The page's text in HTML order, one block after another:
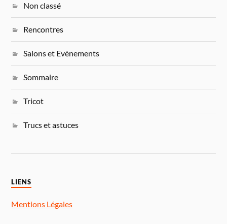
Non classé
Rencontres
Salons et Evènements
Sommaire
Tricot
Trucs et astuces
LIENS
Mentions Légales